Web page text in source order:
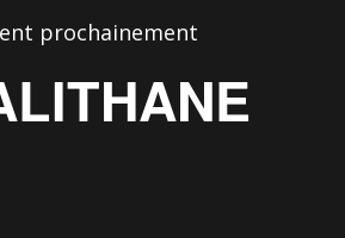
prochainement